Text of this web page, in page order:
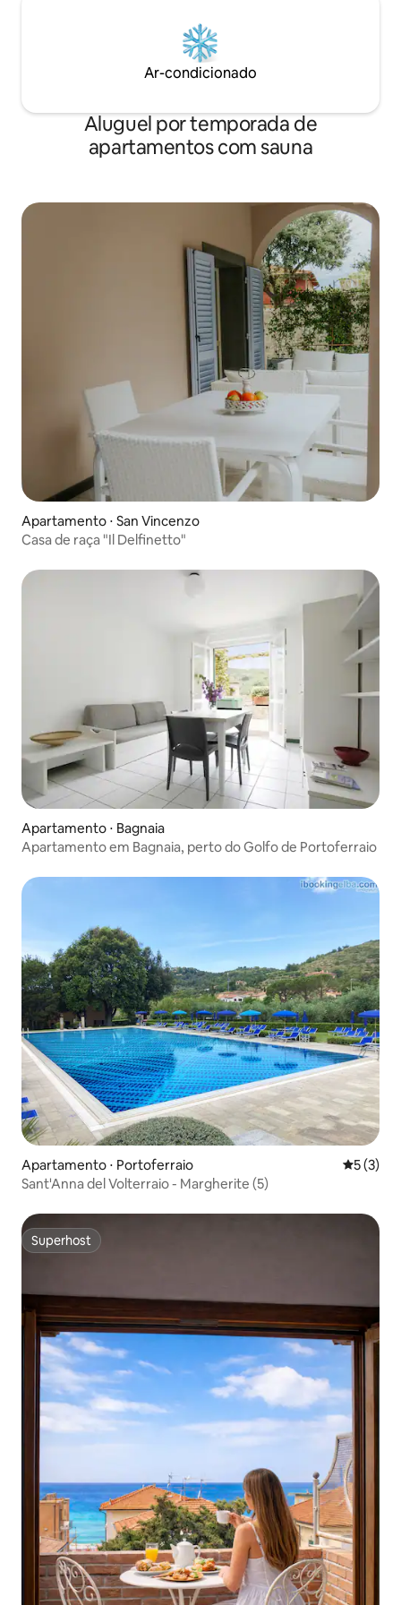
Ar-condicionado
Aluguel por temporada de
apartamentos com sauna
Apartamento ⋅ San Vincenzo
Casa de raça "Il Delfinetto"
Apartamento ⋅ Bagnaia
Apartamento em Bagnaia, perto do Golfo de Portoferraio
Apartamento ⋅ Portoferraio 5 de
5 (3)
Sant'Anna del Volterraio - Margherite (5)
Superhost
Superhost